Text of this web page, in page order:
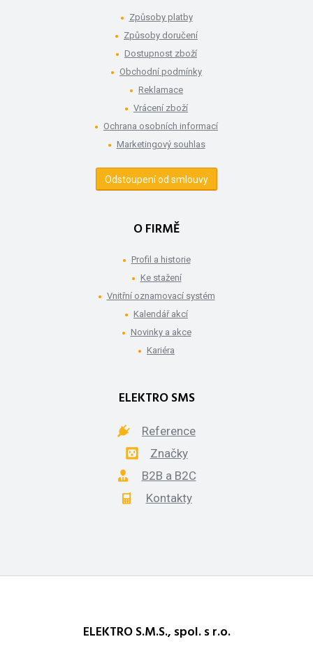
Způsoby platby
Způsoby doručení
Dostupnost zboží
Obchodní podmínky
Reklamace
Vrácení zboží
Ochrana osobních informací
Marketingový souhlas
Odstoupení od smlouvy
O FIRMĚ
Profil a historie
Ke stažení
Vnitřní oznamovací systém
Kalendář akcí
Novinky a akce
Kariéra
ELEKTRO SMS
Reference
Značky
B2B a B2C
Kontakty
ELEKTRO S.M.S., spol. s r.o.